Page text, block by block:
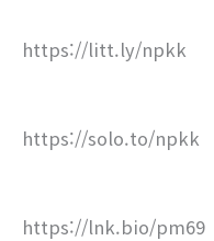
https://litt.ly/npkk
https://solo.to/npkk
https://lnk.bio/pm69